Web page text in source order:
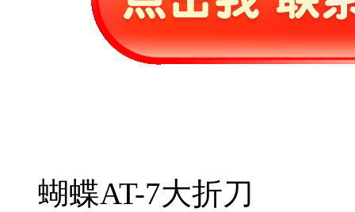
蝴蝶AT-7大折刀